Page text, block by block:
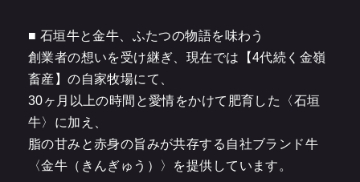
■ 石垣牛と金牛、ふたつの物語を味わう
創業者の想いを受け継ぎ、現在では【4代続く金嶺
畜産】の自家牧場にて、
30ヶ月以上の時間と愛情をかけて肥育した〈石垣
牛〉に加え、
脂の甘みと赤身の旨みが共存する自社ブランド牛
〈金牛（きんぎゅう）〉を提供しています。